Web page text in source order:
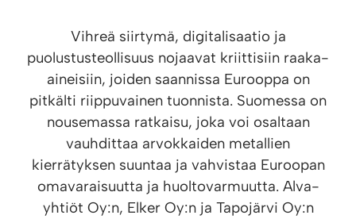
Vihreä siirtymä, digitalisaatio ja
puolustusteollisuus nojaavat kriittisiin raaka-
aineisiin, joiden saannissa Eurooppa on
pitkälti riippuvainen tuonnista. Suomessa on
nousemassa ratkaisu, joka voi osaltaan
vauhdittaa arvokkaiden metallien
kierrätyksen suuntaa ja vahvistaa Euroopan
omavaraisuutta ja huoltovarmuutta. Alva-
yhtiöt Oy:n, Elker Oy:n ja Tapojärvi Oy:n